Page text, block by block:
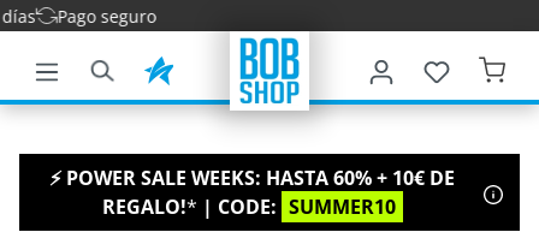
principal
seguro
⚡ POWER SALE WEEKS: HASTA 60% + 10€ DE
REGALO!* | CODE: SUMMER10